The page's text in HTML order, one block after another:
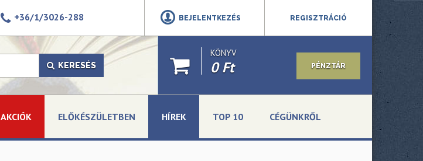
+36/1/3026-288 BEJELENTKEZÉS REGISZTRÁCIÓ
KÖNYV
0 Ft PÉNZTÁR
KERESÉS
AKCIÓK ELŐKÉSZÜLETBEN HÍREK TOP 10 CÉGÜNKRŐL